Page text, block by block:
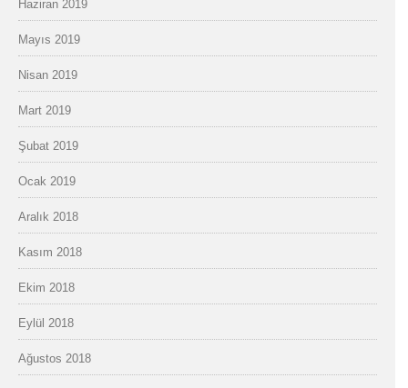
Haziran 2019
Mayıs 2019
Nisan 2019
Mart 2019
Şubat 2019
Ocak 2019
Aralık 2018
Kasım 2018
Ekim 2018
Eylül 2018
Ağustos 2018